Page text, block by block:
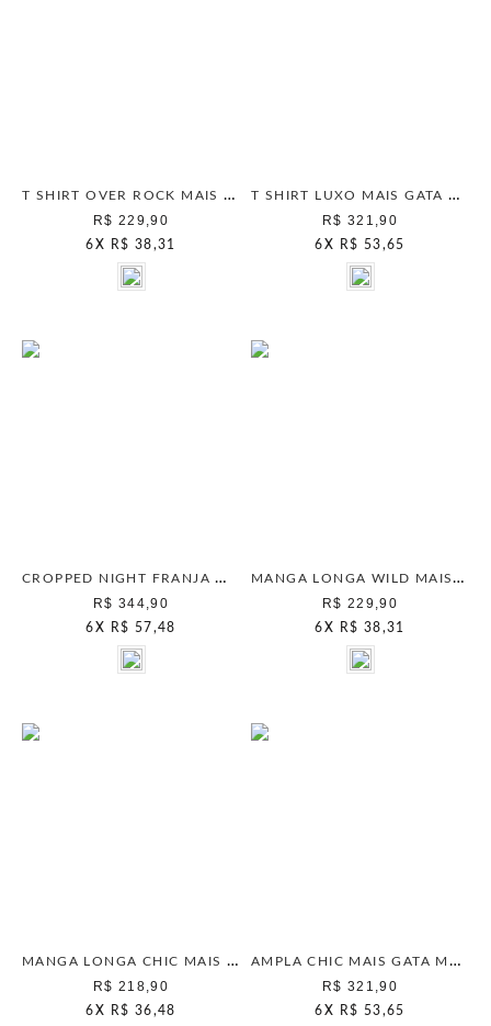
T SHIRT OVER ROCK MAIS GATA PRETO
R$ 229,90
6 X R$ 38,31
T SHIRT LUXO MAIS GATA PRETO
R$ 321,90
6 X R$ 53,65
CROPPED NIGHT FRANJA MAIS GATA PRETO
R$ 344,90
6 X R$ 57,48
MANGA LONGA WILD MAIS GATA PRETO
R$ 229,90
6 X R$ 38,31
MANGA LONGA CHIC MAIS GATA MARROM ESCURO
R$ 218,90
6 X R$ 36,48
AMPLA CHIC MAIS GATA MARROM ESCURO
R$ 321,90
6 X R$ 53,65